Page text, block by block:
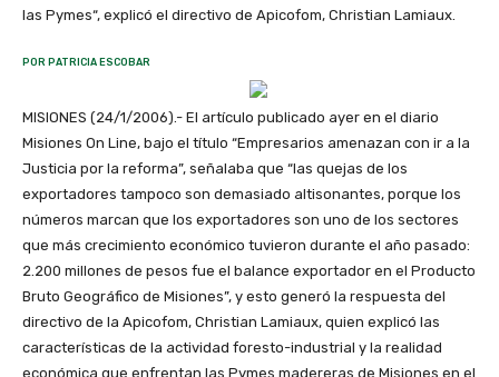
las Pymes“, explicó el directivo de Apicofom, Christian Lamiaux.
POR PATRICIA ESCOBAR
MISIONES (24/1/2006).- El artículo publicado ayer en el diario
Misiones On Line, bajo el título “Empresarios amenazan con ir a la
Justicia por la reforma”, señalaba que “las quejas de los
exportadores tampoco son demasiado altisonantes, porque los
números marcan que los exportadores son uno de los sectores
que más crecimiento económico tuvieron durante el año pasado:
2.200 millones de pesos fue el balance exportador en el Producto
Bruto Geográfico de Misiones”, y esto generó la respuesta del
directivo de la Apicofom, Christian Lamiaux, quien explicó las
características de la actividad foresto-industrial y la realidad
económica que enfrentan las Pymes madereras de Misiones en el